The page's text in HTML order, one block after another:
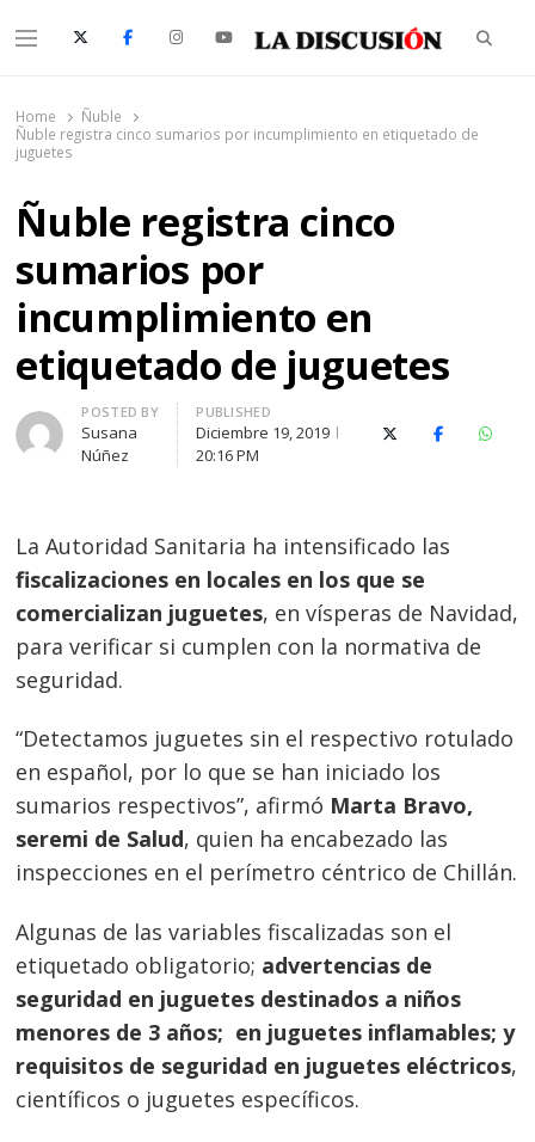
Menu
Home
Ñuble
Ñuble registra cinco sumarios por incumplimiento en etiquetado de
juguetes
Ñuble registra cinco
sumarios por
incumplimiento en
etiquetado de juguetes
Author
POSTED BY
Susana
Núñez
PUBLISHED
Diciembre 19, 2019
20:16 PM
X (Twitter)Facebook
La Autoridad Sanitaria ha intensificado las
fiscalizaciones en locales en los que se
comercializan juguetes, en vísperas de Navidad,
para verificar si cumplen con la normativa de
seguridad.
“Detectamos juguetes sin el respectivo rotulado
en español, por lo que se han iniciado los
sumarios respectivos”, afirmó Marta Bravo,
seremi de Salud, quien ha encabezado las
inspecciones en el perímetro céntrico de Chillán.
Algunas de las variables fiscalizadas son el
etiquetado obligatorio; advertencias de
seguridad en juguetes destinados a niños
menores de 3 años; en juguetes inflamables; y
requisitos de seguridad en juguetes eléctricos,
científicos o juguetes específicos.